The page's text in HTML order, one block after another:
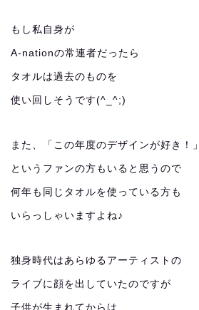
もし私自身が
A-nationの常連者だったら
タオルは過去のものを
使い回しそうです(^_^;)
また、「この年度のデザインが好き！」
というファンの方もいると思うので
何年も同じタオルを使っている方も
いらっしゃいますよね♪
独身時代はあらゆるアーティストの
ライブに顔を出していたのですが
子供が生まれてからは